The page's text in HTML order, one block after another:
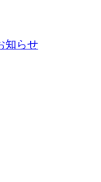
知らせ